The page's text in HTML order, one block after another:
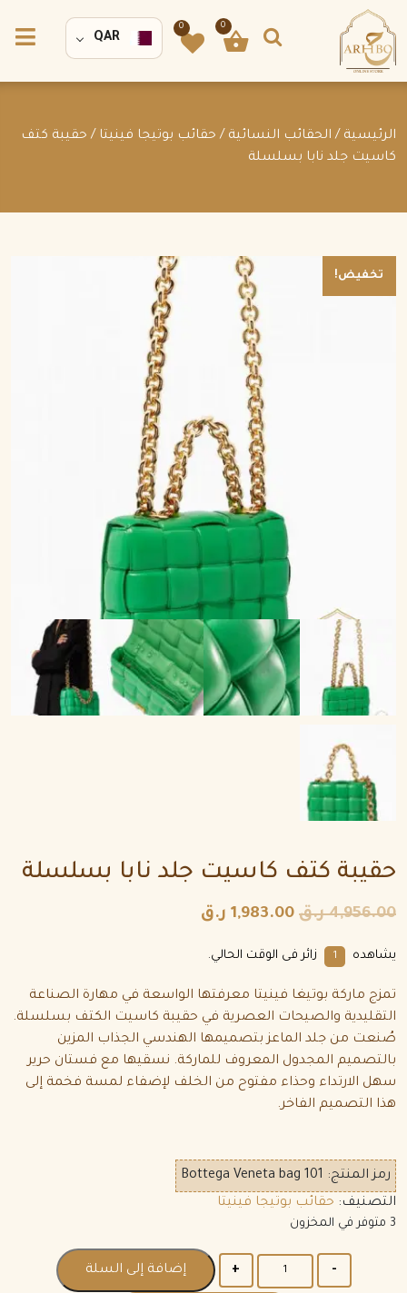
0
0
QAR
الرئيسية / الحقائب النسائية / حقائب بوتيجا فينيتا / حقيبة كتف
كاسيت جلد نابا بسلسلة
تخفيض!
حقيبة كتف كاسيت جلد نابا بسلسلة
4,956.00 ر.ق 1,983.00 ر.ق
يشاهده 4 زائر فى الوقت الحالي.
تمزج ماركة بوتيغا فينيتا معرفتها الواسعة في مهارة الصناعة
التقليدية والصيحات العصرية في حقيبة كاسيت الكتف بسلسلة.
صُنعت من جلد الماعز بتصميمها الهندسي الجذاب المزين
بالتصميم المجدول المعروف للماركة. نسقيها مع فستان حرير
سهل الارتداء وحذاء مفتوح من الخلف لإضفاء لمسة فخمة إلى
هذا التصميم الفاخر.
رمز المنتج: Bottega Veneta bag 101
التصنيف: حقائب بوتيجا فينيتا
3 متوفر في المخزون
إضافة إلى السلة